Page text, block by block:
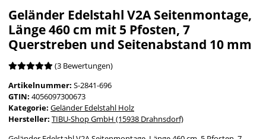
Geländer Edelstahl V2A Seitenmontage,
Länge 460 cm mit 5 Pfosten, 7
Querstreben und Seitenabstand 10 mm
(3 Bewertungen)
Artikelnummer: S-2841-696
GTIN: 4056097300673
Kategorie: Geländer Edelstahl Holz
Hersteller: TIBU-Shop GmbH (15938 Drahnsdorf)